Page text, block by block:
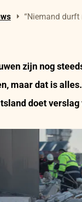
“Niemand durft
zijn nog
maar dat is
doet